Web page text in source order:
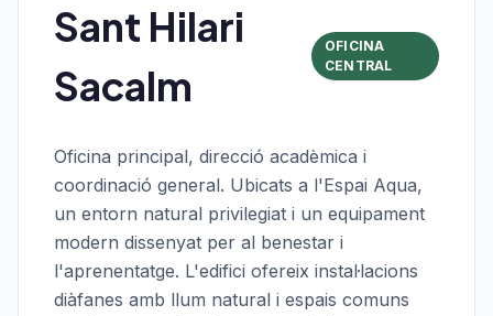
Sant Hilari
Sacalm
OFICINA
CENTRAL
Oficina principal, direcció acadèmica i
coordinació general. Ubicats a l'Espai Aqua,
un entorn natural privilegiat i un equipament
modern dissenyat per al benestar i
l'aprenentatge. L'edifici ofereix instal·lacions
diàfanes amb llum natural i espais comuns